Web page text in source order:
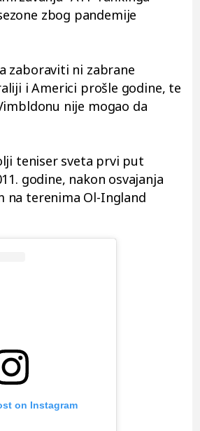
zbog pandemije
zaboraviti ni zabrane
i Americi prošle godine, te
nije mogao da
teniser sveta prvi put
godine, nakon osvajanja
na terenima Ol-Ingland
on Instagram